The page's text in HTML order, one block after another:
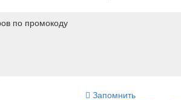
по промокоду
Запомнить